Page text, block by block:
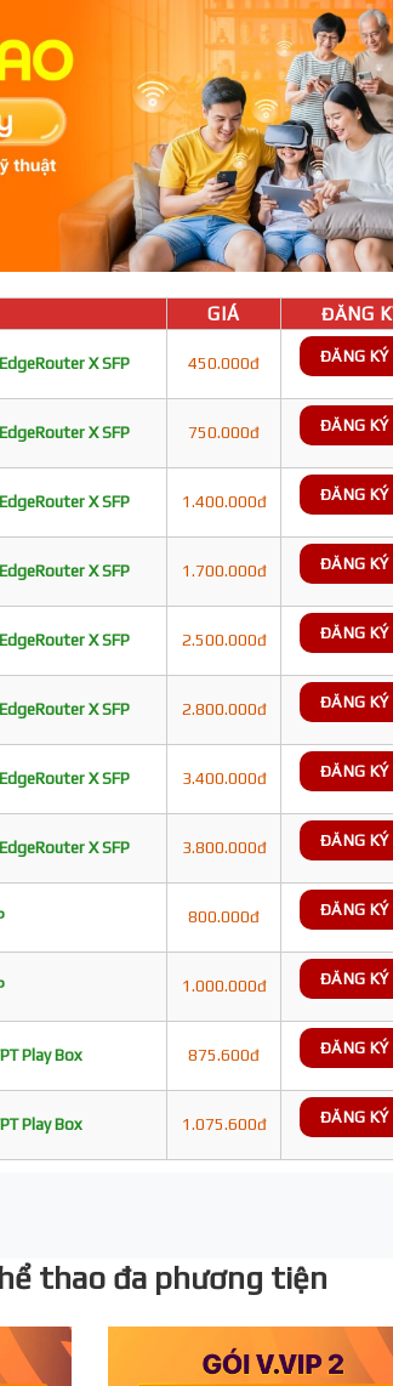
GIÁ ĐĂNG
X SFP 450.000đ ĐĂNG KÝ
X SFP 750.000đ ĐĂNG KÝ
X SFP 1.400.000đ ĐĂNG KÝ
X SFP 1.700.000đ ĐĂNG KÝ
X SFP 2.500.000đ ĐĂNG KÝ
X SFP 2.800.000đ ĐĂNG KÝ
X SFP 3.400.000đ ĐĂNG KÝ
X SFP 3.800.000đ ĐĂNG KÝ
800.000đ ĐĂNG KÝ
1.000.000đ ĐĂNG KÝ
Play Box 875.600đ ĐĂNG KÝ
Play Box 1.075.600đ ĐĂNG KÝ
thao đa phương tiện